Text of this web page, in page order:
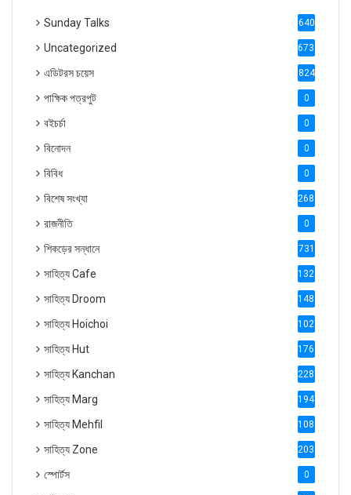
Sunday Talks 640
Uncategorized 6738
এডিটরস চয়েস 824
পাক্ষিক পত্রপুট 0
বইচর্চা 0
বিনোদন 0
বিবিধ 0
বিশেষ সংখ্যা 2686
রাজনীতি 0
শিকড়ের সন্ধানে 731
সাহিত্য Cafe 1321
সাহিত্য Droom 1488
সাহিত্য Hoichoi 1027
সাহিত্য Hut 1769
সাহিত্য Kanchan 2287
সাহিত্য Marg 1947
সাহিত্য Mehfil 1088
সাহিত্য Zone 2035
স্পোর্টস 0